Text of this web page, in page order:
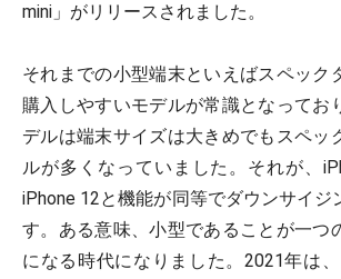
mini」がリリースされました。
それまでの小型端末といえばスペック
購入しやすいモデルが常識となってお
デルは端末サイズは大きめでもスペッ
ルが多くなっていました。それが、
iPhone 12と機能が同等でダウンサイジ
す。ある意味、小型であることが一つ
になる時代になりました。2021年は